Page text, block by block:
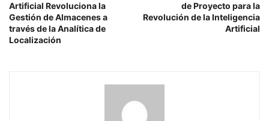
Artificial Revoluciona la
Gestión de Almacenes a
través de la Analítica de
Localización
de Proyecto para la
Revolución de la Inteligencia
Artificial